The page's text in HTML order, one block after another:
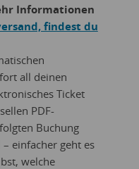
Informationen
findest du
all deinen
Ticket
PDF-
Buchung
einfacher geht es
welche